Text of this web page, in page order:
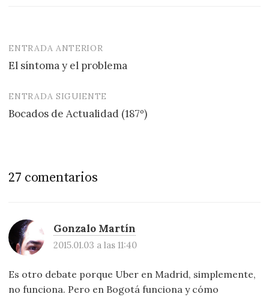
Navegación
de
entradas
ENTRADA ANTERIOR
El síntoma y el problema
ENTRADA SIGUIENTE
Bocados de Actualidad (187º)
27 comentarios
Gonzalo Martín
2015.01.03 a las 11:40
Es otro debate porque Uber en Madrid, simplemente,
no funciona. Pero en Bogotá funciona y cómo